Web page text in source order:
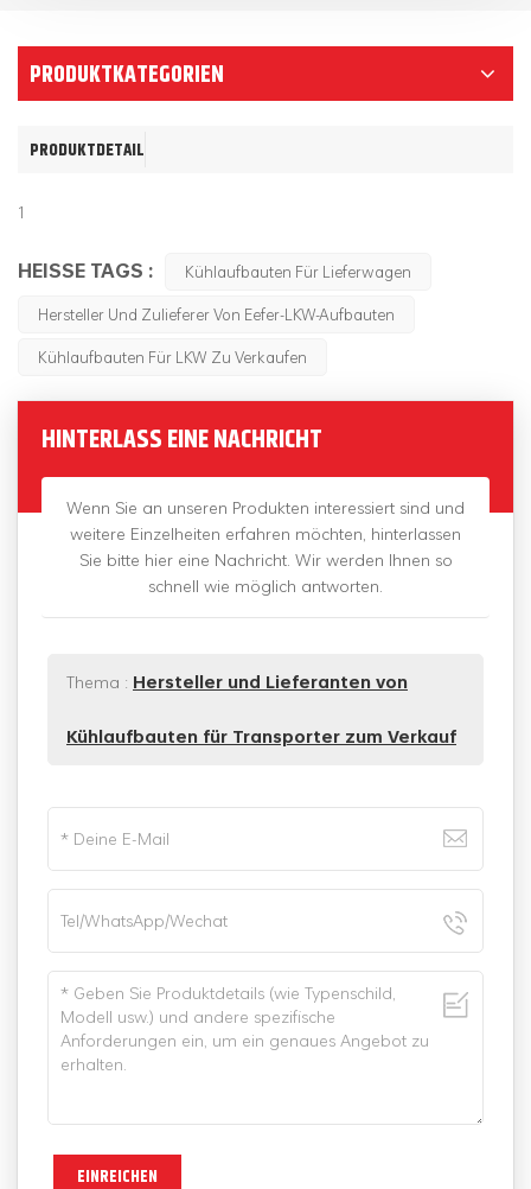
PRODUKTKATEGORIEN
PRODUKTDETAIL
1
HEISSE TAGS :
Kühlaufbauten Für Lieferwagen
Hersteller Und Zulieferer Von Eefer-LKW-Aufbauten
Kühlaufbauten Für LKW Zu Verkaufen
HINTERLASS EINE NACHRICHT
Wenn Sie an unseren Produkten interessiert sind und
weitere Einzelheiten erfahren möchten, hinterlassen
Sie bitte hier eine Nachricht. Wir werden Ihnen so
schnell wie möglich antworten.
Thema : Hersteller und Lieferanten von
Kühlaufbauten für Transporter zum Verkauf
EINREICHEN